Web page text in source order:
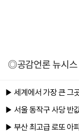
◎공감언론 뉴시스